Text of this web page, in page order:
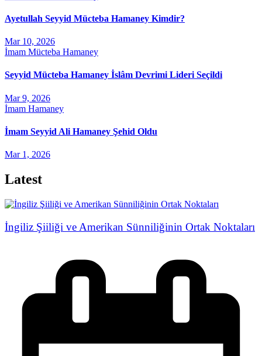
Ayetullah Seyyid Mücteba Hamaney Kimdir?
Mar 10, 2026
İmam Mücteba Hamaney
Seyyid Mücteba Hamaney İslâm Devrimi Lideri Seçildi
Mar 9, 2026
İmam Hamaney
İmam Seyyid Ali Hamaney Şehid Oldu
Mar 1, 2026
Latest
İngiliz Şiiliği ve Amerikan Sünniliğinin Ortak Noktaları